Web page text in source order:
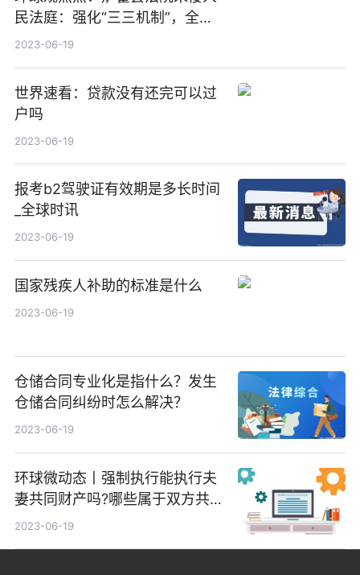
民法庭：强化“三三机制”，全面
推进“枫桥式人民法庭”建设
2023-06-19
世界速看：贷款没有还完可以过
户吗
2023-06-19
报考b2驾驶证有效期是多长时间
_全球时讯
2023-06-19
国家残疾人补助的标准是什么
2023-06-19
仓储合同专业化是指什么？发生
仓储合同纠纷时怎么解决？
2023-06-19
环球微动态丨强制执行能执行夫
妻共同财产吗?哪些属于双方共
同财产?
2023-06-19